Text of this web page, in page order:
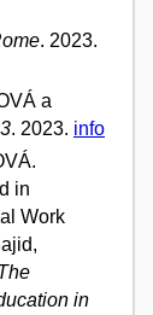
. 2023.
a
. 2023. info
in
Work
in